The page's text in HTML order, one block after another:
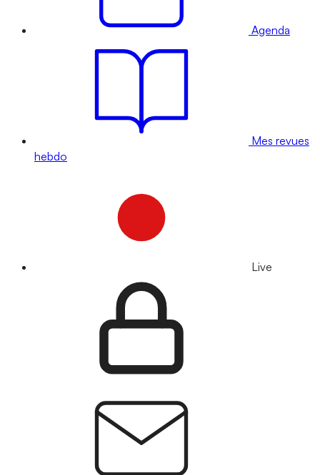
Agenda
Mes revues
hebdo
Live